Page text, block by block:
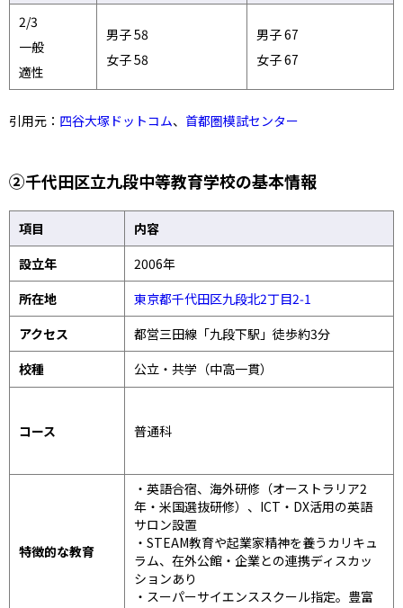
2/3
一般
適性
男子 58
女子 58
男子 67
女子 67
引用元： 四谷大塚ドットコム、 首都圏模試センター
②千代田区立九段中等教育学校の基本情報
項目
内容
設立年
2006年
所在地
東京都千代田区九段北2丁目2‑1
アクセス
都営三田線「九段下駅」徒歩約3分
校種
公立・共学（中高一貫）
コース 普通科
特徴的な教育
・英語合宿、海外研修（オーストラリア2
年・米国選抜研修）、ICT・DX活用の英語
サロン設置
・STEAM教育や起業家精神を養うカリキュ
ラム、在外公館・企業との連携ディスカッ
ションあり
・スーパーサイエンススクール指定。豊富